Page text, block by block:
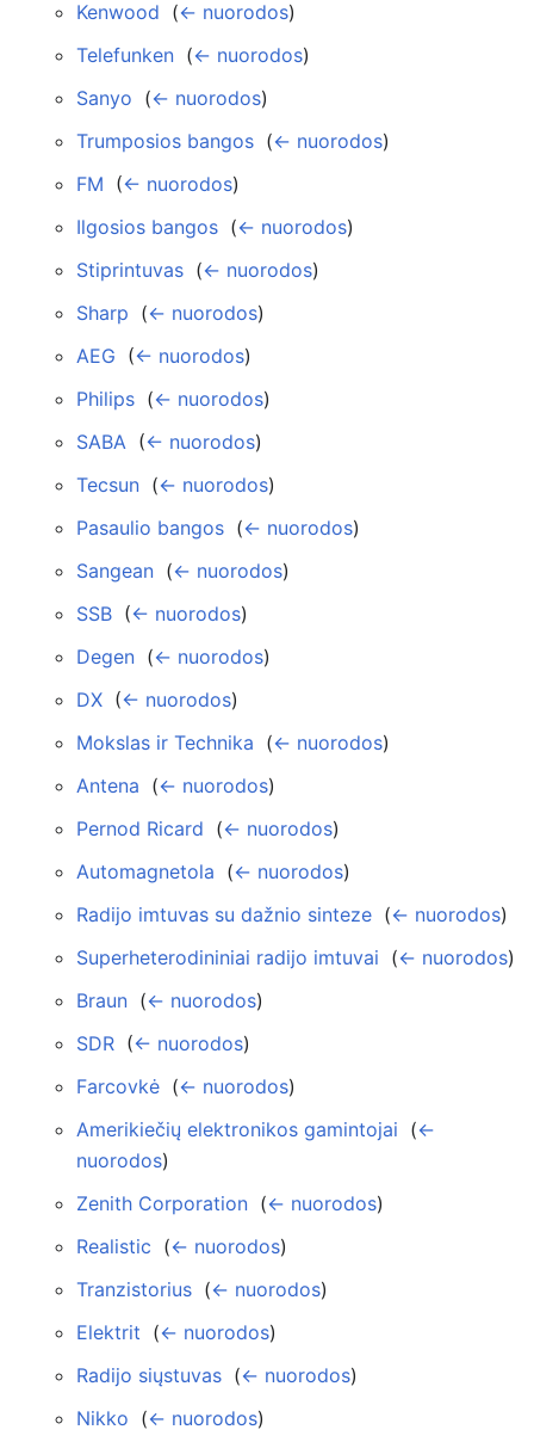
Kenwood (← nuorodos)
Telefunken (← nuorodos)
Sanyo (← nuorodos)
Trumposios bangos (← nuorodos)
FM (← nuorodos)
Ilgosios bangos (← nuorodos)
Stiprintuvas (← nuorodos)
Sharp (← nuorodos)
AEG (← nuorodos)
Philips (← nuorodos)
SABA (← nuorodos)
Tecsun (← nuorodos)
Pasaulio bangos (← nuorodos)
Sangean (← nuorodos)
SSB (← nuorodos)
Degen (← nuorodos)
DX (← nuorodos)
Mokslas ir Technika (← nuorodos)
Antena (← nuorodos)
Pernod Ricard (← nuorodos)
Automagnetola (← nuorodos)
Radijo imtuvas su dažnio sinteze (← nuorodos)
Superheterodininiai radijo imtuvai (← nuorodos)
Braun (← nuorodos)
SDR (← nuorodos)
Farcovkė (← nuorodos)
Amerikiečių elektronikos gamintojai (←
nuorodos)
Zenith Corporation (← nuorodos)
Realistic (← nuorodos)
Tranzistorius (← nuorodos)
Elektrit (← nuorodos)
Radijo siųstuvas (← nuorodos)
Nikko (← nuorodos)